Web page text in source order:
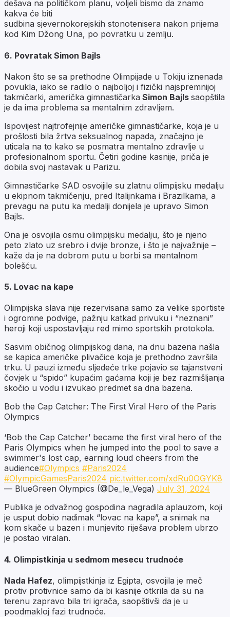
dešava na političkom planu, voljeli bismo da znamo
kakva će biti
sudbina sjevernokorejskih stonotenisera nakon prijema
kod Kim Džong Una, po povratku u zemlju.
6. Povratak Simon Bajls
Nakon što se sa prethodne Olimpijade u Tokiju iznenada
povukla, iako se radilo o najboljoj i fizički najspremnijoj
takmičarki, američka gimnastičarka Simon Bajls saopštila
je da ima problema sa mentalnim zdravljem.
Ispovijest najtrofejnije američke gimnastičarke, koja je u
prošlosti bila žrtva seksualnog napada, značajno je
uticala na to kako se posmatra mentalno zdravlje u
profesionalnom sportu. Četiri godine kasnije, priča je
dobila svoj nastavak u Parizu.
Gimnastičarke SAD osvoijile su zlatnu olimpijsku medalju
u ekipnom takmičenju, pred Italijnkama i Brazilkama, a
prevagu na putu ka medalji donijela je upravo Simon
Bajls.
Ona je osvojila osmu olimpijsku medalju, što je njeno
peto zlato uz srebro i dvije bronze, i što je najvažnije –
kaže da je na dobrom putu u borbi sa mentalnom
bolešću.
5. Lovac na kape
Olimpijska slava nije rezervisana samo za velike sportiste
i ogromne podvige, pažnju katkad privuku i “neznani”
heroji koji uspostavljaju red mimo sportskih protokola.
Sasvim običnog olimpijskog dana, na dnu bazena našla
se kapica američke plivačice koja je prethodno završila
trku. U pauzi između sljedeće trke pojavio se tajanstveni
čovjek u “spido” kupaćim gaćama koji je bez razmišljanja
skočio u vodu i izvukao predmet sa dna bazena.
Bob the Cap Catcher: The First Viral Hero of the Paris
Olympics
‘Bob the Cap Catcher’ became the first viral hero of the
Paris Olympics when he jumped into the pool to save a
swimmer's lost cap, earning loud cheers from the
audience#Olympics #Paris2024
#OlympicGamesParis2024 pic.twitter.com/xdRu0OGYK8
— BlueGreen Olympics (@De_le_Vega) July 31, 2024
Publika je odvažnog gospodina nagradila aplauzom, koji
je usput dobio nadimak “lovac na kape”, a snimak na
kom skače u bazen i munjevito riješava problem ubrzo
je postao viralan.
4. Olimpistkinja u sedmom mesecu trudnoće
Nada Hafez, olimpijstkinja iz Egipta, osvojila je meč
protiv protivnice samo da bi kasnije otkrila da su na
terenu zapravo bila tri igrača, saopštivši da je u
poodmakloj fazi trudnoće.